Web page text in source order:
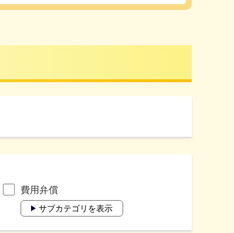
費用弁償
サブカテゴリを表示